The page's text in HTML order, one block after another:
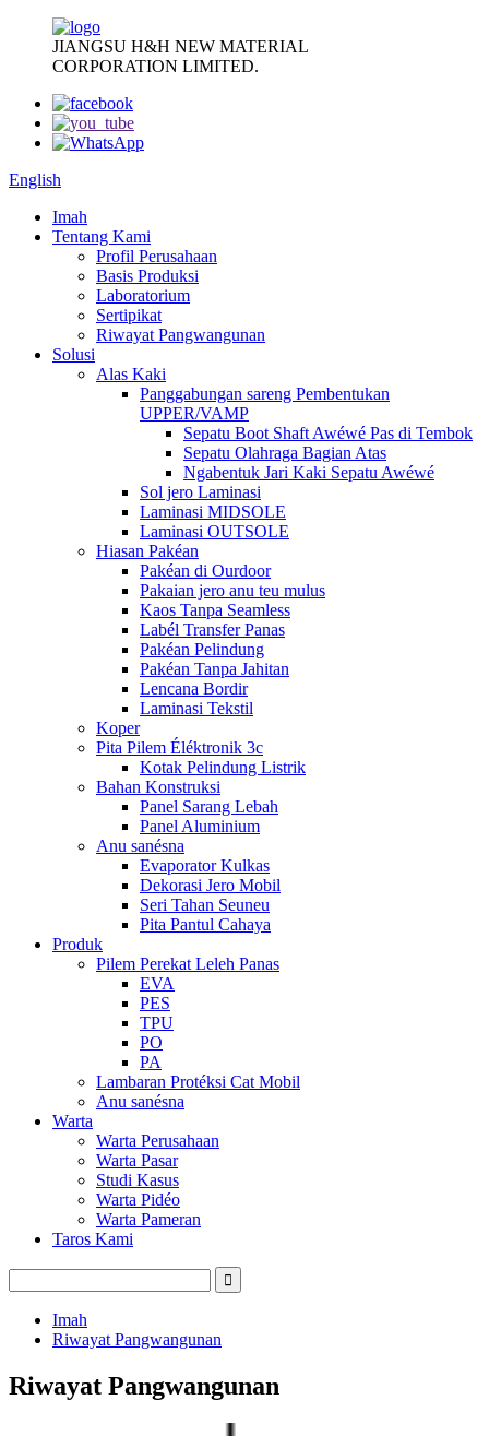
JIANGSU H&H NEW MATERIAL
CORPORATION LIMITED.
English
Imah
Tentang Kami
Profil Perusahaan
Basis Produksi
Laboratorium
Sertipikat
Riwayat Pangwangunan
Solusi
Alas Kaki
Panggabungan sareng Pembentukan
UPPER/VAMP
Sepatu Boot Shaft Awéwé Pas di Tembok
Sepatu Olahraga Bagian Atas
Ngabentuk Jari Kaki Sepatu Awéwé
Sol jero Laminasi
Laminasi MIDSOLE
Laminasi OUTSOLE
Hiasan Pakéan
Pakéan di Ourdoor
Pakaian jero anu teu mulus
Kaos Tanpa Seamless
Labél Transfer Panas
Pakéan Pelindung
Pakéan Tanpa Jahitan
Lencana Bordir
Laminasi Tekstil
Koper
Pita Pilem Éléktronik 3c
Kotak Pelindung Listrik
Bahan Konstruksi
Panel Sarang Lebah
Panel Aluminium
Anu sanésna
Evaporator Kulkas
Dekorasi Jero Mobil
Seri Tahan Seuneu
Pita Pantul Cahaya
Produk
Pilem Perekat Leleh Panas
EVA
PES
TPU
PO
PA
Lambaran Protéksi Cat Mobil
Anu sanésna
Warta
Warta Perusahaan
Warta Pasar
Studi Kasus
Warta Pidéo
Warta Pameran
Taros Kami
Imah
Riwayat Pangwangunan
Riwayat Pangwangunan